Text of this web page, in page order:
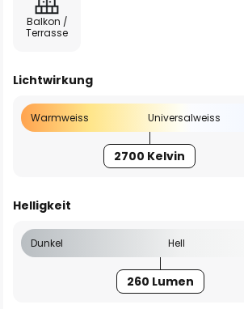
Balkon /
Terrasse
Lichtwirkung
Warmweiss Universalweiss
2700 Kelvin
Helligkeit
Dunkel Hell
260 Lumen